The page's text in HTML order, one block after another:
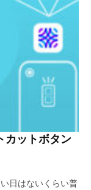
カットボタン
日はないくらい普